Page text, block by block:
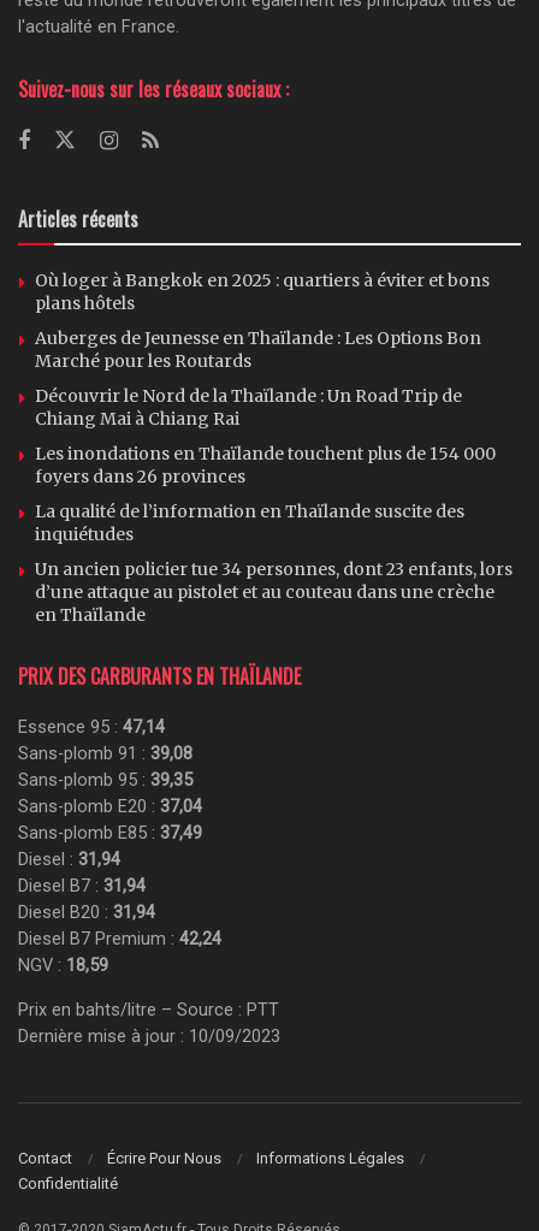
l'actualité en France.
Suivez-nous sur les réseaux sociaux :
Articles récents
Où loger à Bangkok en 2025 : quartiers à éviter et bons
plans hôtels
Auberges de Jeunesse en Thaïlande : Les Options Bon
Marché pour les Routards
Découvrir le Nord de la Thaïlande : Un Road Trip de
Chiang Mai à Chiang Rai
Les inondations en Thaïlande touchent plus de 154 000
foyers dans 26 provinces
La qualité de l’information en Thaïlande suscite des
inquiétudes
Un ancien policier tue 34 personnes, dont 23 enfants, lors
d’une attaque au pistolet et au couteau dans une crèche
en Thaïlande
PRIX DES CARBURANTS EN THAÏLANDE
Essence 95 : 47,14
Sans-plomb 91 : 39,08
Sans-plomb 95 : 39,35
Sans-plomb E20 : 37,04
Sans-plomb E85 : 37,49
Diesel : 31,94
Diesel B7 : 31,94
Diesel B20 : 31,94
Diesel B7 Premium : 42,24
NGV : 18,59
Prix en bahts/litre – Source : PTT
Dernière mise à jour : 10/09/2023
Contact Écrire Pour Nous
Informations Légales
Confidentialité